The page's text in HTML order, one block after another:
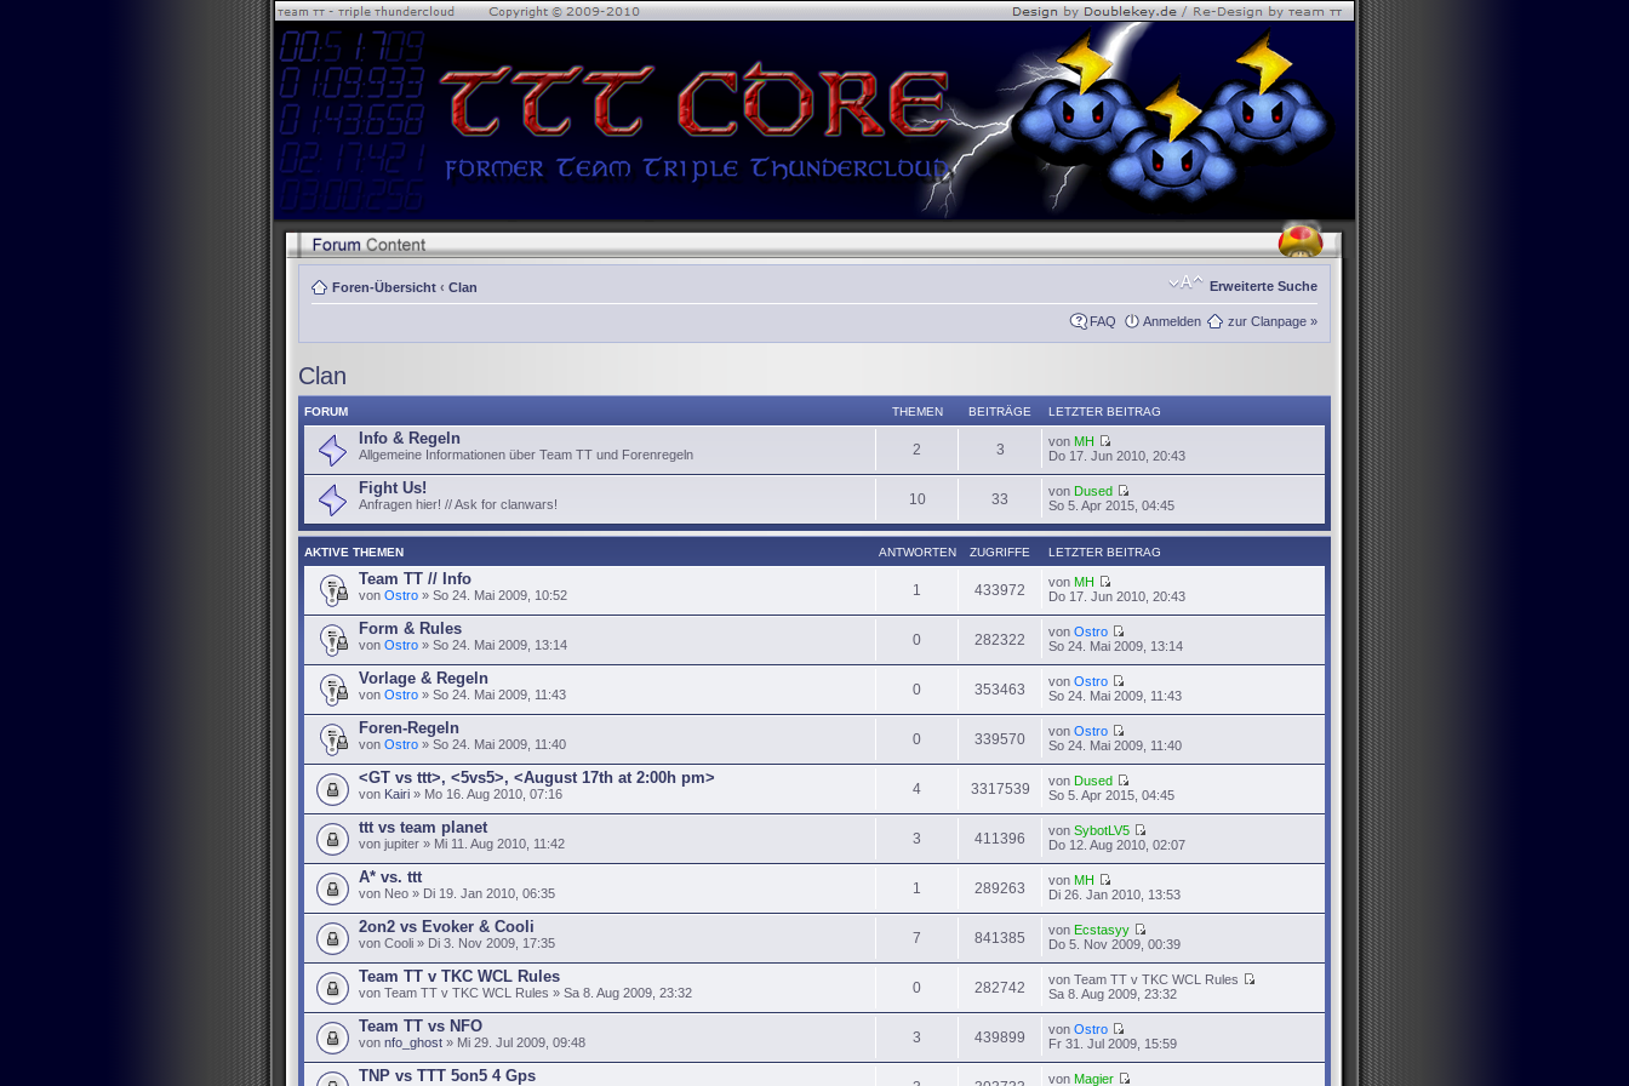
Foren-Übersicht ‹ Clan Erweiterte Suche
FAQ Anmelden zur Clanpage »
Clan
FORUM THEMEN BEITRÄGE LETZTER BEITRAG
Info & Regeln
Allgemeine Informationen über Team TT und Forenregeln 2 3 von MH
Do 17. Jun 2010, 20:43
Fight Us!
Anfragen hier! // Ask for clanwars! 10 33 von Dused
So 5. Apr 2015, 04:45
AKTIVE THEMEN ANTWORTEN ZUGRIFFE LETZTER BEITRAG
Team TT // Info
von Ostro » So 24. Mai 2009, 10:52 1 433972 von MH
Do 17. Jun 2010, 20:43
Form & Rules
von Ostro » So 24. Mai 2009, 13:14 0 282322 von Ostro
So 24. Mai 2009, 13:14
Vorlage & Regeln
von Ostro » So 24. Mai 2009, 11:43 0 353463 von Ostro
So 24. Mai 2009, 11:43
Foren-Regeln
von Ostro » So 24. Mai 2009, 11:40 0 339570 von Ostro
So 24. Mai 2009, 11:40
<GT vs ttt>, <5vs5>, <August 17th at 2:00h pm>
von Kairi » Mo 16. Aug 2010, 07:16 4 3317539 von Dused
So 5. Apr 2015, 04:45
ttt vs team planet
von jupiter » Mi 11. Aug 2010, 11:42 3 411396 von SybotLV5
Do 12. Aug 2010, 02:07
A* vs. ttt
von Neo » Di 19. Jan 2010, 06:35 1 289263 von MH
Di 26. Jan 2010, 13:53
2on2 vs Evoker & Cooli
von Cooli » Di 3. Nov 2009, 17:35 7 841385 von Ecstasyy
Do 5. Nov 2009, 00:39
Team TT v TKC WCL Rules
von Team TT v TKC WCL Rules » Sa 8. Aug 2009, 23:32 0 282742
von Team TT v TKC WCL Rules
Sa 8. Aug 2009, 23:32
Team TT vs NFO
von nfo_ghost » Mi 29. Jul 2009, 09:48 3 439899 von Ostro
Fr 31. Jul 2009, 15:59
TNP vs TTT 5on5 4 Gps von Magier